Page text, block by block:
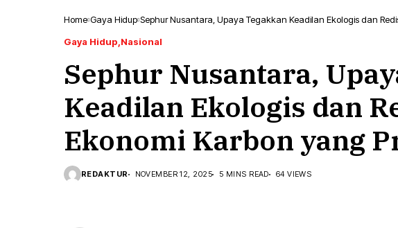
Home Gaya Hidup Sephur Nusantara, Upaya Tegakkan Keadilan Ekologis dan
Gaya Hidup Nasional
Sephur Nusantara,
Keadilan Ekologis dan
Ekonomi Karbon yang
REDAKTUR NOVEMBER 12, 2025 5 MINS READ 64 VIEWS